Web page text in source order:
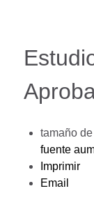
tamaño
fuente
Imprimir
Email